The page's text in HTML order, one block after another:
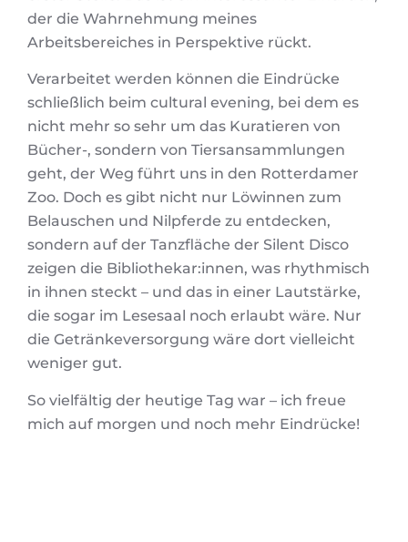
der die Wahrnehmung meines
Arbeitsbereiches in Perspektive rückt.
Verarbeitet werden können die Eindrücke
schließlich beim cultural evening, bei dem es
nicht mehr so sehr um das Kuratieren von
Bücher-, sondern von Tiersansammlungen
geht, der Weg führt uns in den Rotterdamer
Zoo. Doch es gibt nicht nur Löwinnen zum
Belauschen und Nilpferde zu entdecken,
sondern auf der Tanzfläche der Silent Disco
zeigen die Bibliothekar:innen, was rhythmisch
in ihnen steckt – und das in einer Lautstärke,
die sogar im Lesesaal noch erlaubt wäre. Nur
die Getränkeversorgung wäre dort vielleicht
weniger gut.
So vielfältig der heutige Tag war – ich freue
mich auf morgen und noch mehr Eindrücke!